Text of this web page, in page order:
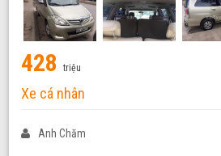
428triệu
Xe cá nhân
Anh Chăm